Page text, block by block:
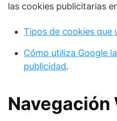
las cookies publicitarias
Tipos de cookies que
Cómo utiliza Google
publicidad.
Navegación